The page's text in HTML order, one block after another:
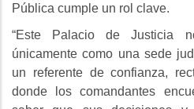
Pública cumple un rol clave.
“Este Palacio de Justicia
únicamente como una sede
un referente de confianza,
donde los comandantes